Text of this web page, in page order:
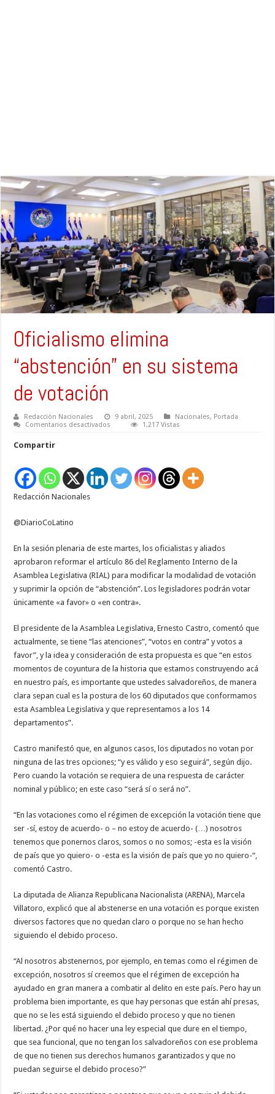
Oficialismo elimina
“abstención” en su sistema
de votación
Redacción Nacionales 9 abril, 2025 Nacionales, Portada
Comentarios desactivados
sistema
de
votación
1,217 Vistas
Compartir
Redacción Nacionales
@DiarioCoLatino
En la sesión plenaria de este martes, los oficialistas y aliados
aprobaron reformar el artículo 86 del Reglamento Interno de la
Asamblea Legislativa (RIAL) para modificar la modalidad de votación
y suprimir la opción de “abstención”. Los legisladores podrán votar
únicamente «a favor» o «en contra».
El presidente de la Asamblea Legislativa, Ernesto Castro, comentó que
actualmente, se tiene “las atenciones”, “votos en contra” y votos a
favor”, y la idea y consideración de esta propuesta es que “en estos
momentos de coyuntura de la historia que estamos construyendo acá
en nuestro país, es importante que ustedes salvadoreños, de manera
clara sepan cual es la postura de los 60 diputados que conformamos
esta Asamblea Legislativa y que representamos a los 14
departamentos”.
Castro manifestó que, en algunos casos, los diputados no votan por
ninguna de las tres opciones; “y es válido y eso seguirá”, según dijo.
Pero cuando la votación se requiera de una respuesta de carácter
nominal y público; en este caso “será sí o será no”.
“En las votaciones como el régimen de excepción la votación tiene que
ser -sí, estoy de acuerdo- o – no estoy de acuerdo- (…) nosotros
tenemos que ponernos claros, somos o no somos; -esta es la visión
de país que yo quiero- o -esta es la visión de país que yo no quiero-“,
comentó Castro.
La diputada de Alianza Republicana Nacionalista (ARENA), Marcela
Villatoro, explicó que al abstenerse en una votación es porque existen
diversos factores que no quedan claro o porque no se han hecho
siguiendo el debido proceso.
“Al nosotros abstenernos, por ejemplo, en temas como el régimen de
excepción, nosotros sí creemos que el régimen de excepción ha
ayudado en gran manera a combatir al delito en este país. Pero hay un
problema bien importante, es que hay personas que están ahí presas,
que no se les está siguiendo el debido proceso y que no tienen
libertad. ¿Por qué no hacer una ley especial que dure en el tiempo,
que sea funcional, que no tengan los salvadoreños con ese problema
de que no tienen sus derechos humanos garantizados y que no
puedan seguirse el debido proceso?”